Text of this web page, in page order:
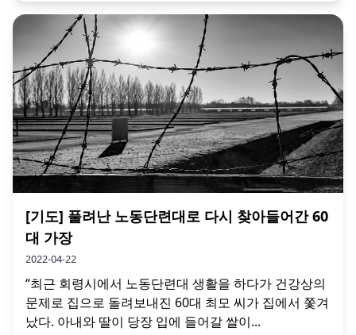
[기도] 풀려난 노동단련대로 다시 찾아들어간 60
대 가장
2022-04-22
“최근 회령시에서 노동단련대 생활을 하다가 건강상의
문제로 집으로 돌려보내진 60대 최모 씨가 집에서 쫓겨
났다. 아내와 딸이 당장 입에 들어갈 쌀이...